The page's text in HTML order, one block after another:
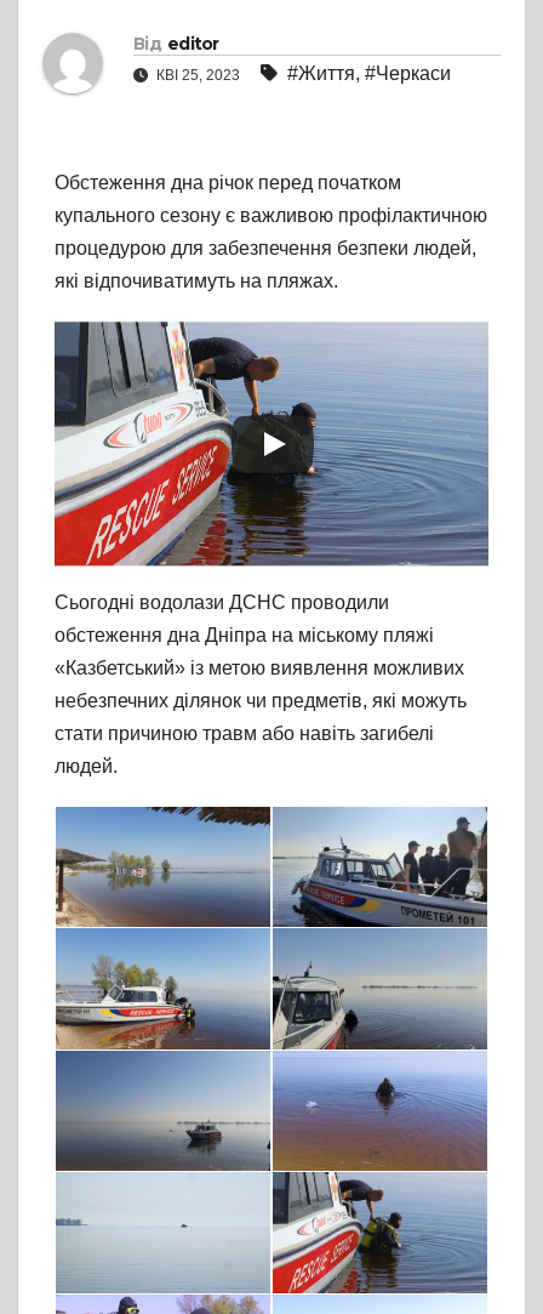
Від editor
КВІ 25, 2023 #Життя, #Черкаси
Обстеження дна річок перед початком
купального сезону є важливою профілактичною
процедурою для забезпечення безпеки людей,
які відпочиватимуть на пляжах.
Сьогодні водолази ДСНС проводили
обстеження дна Дніпра на міському пляжі
«Казбетський» із метою виявлення можливих
небезпечних ділянок чи предметів, які можуть
стати причиною травм або навіть загибелі
людей.